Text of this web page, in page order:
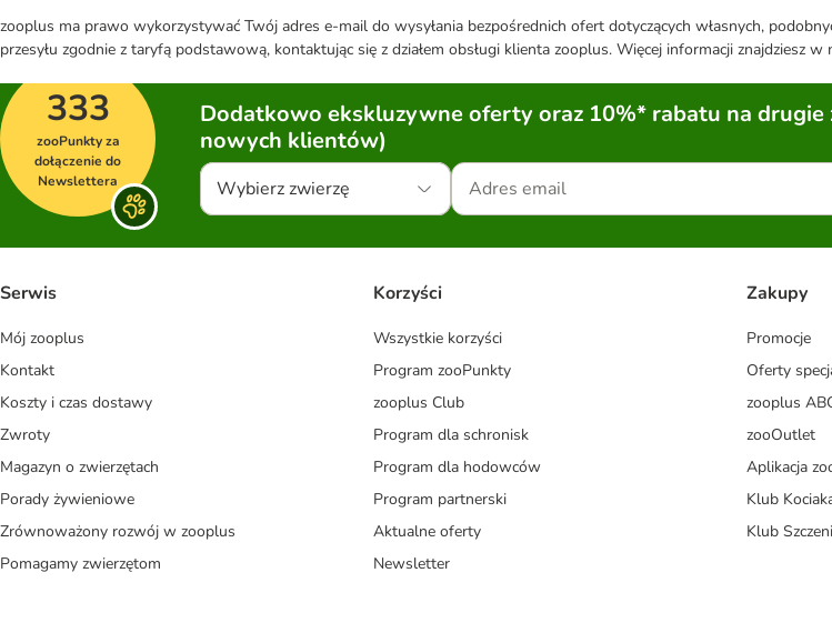
zooplus ma prawo wykorzystywać Twój adres e-mail do wysyłania bezpośrednich ofert dotyczących własnych,
przesyłu zgodnie z taryfą podstawową, kontaktując się z działem obsługi klienta zooplus. Więcej informacji znajdziesz w
333
zooPunkty za
dołączenie do
Newslettera
Dodatkowo ekskluzywne oferty oraz 10%* rabatu na drugie
nowych klientów)
Wybierz zwierzę
Serwis
Mój zooplus
Kontakt
Koszty i czas dostawy
Zwroty
Magazyn o zwierzętach
Porady żywieniowe
Zrównoważony rozwój w zooplus
Pomagamy zwierzętom
Korzyści
Wszystkie korzyści
Program zooPunkty
zooplus Club
Program dla schronisk
Program dla hodowców
Program partnerski
Aktualne oferty
Newsletter
Zakupy
Promocje
Oferty
zooplus
zooOutlet
Aplikacja
Klub
Klub